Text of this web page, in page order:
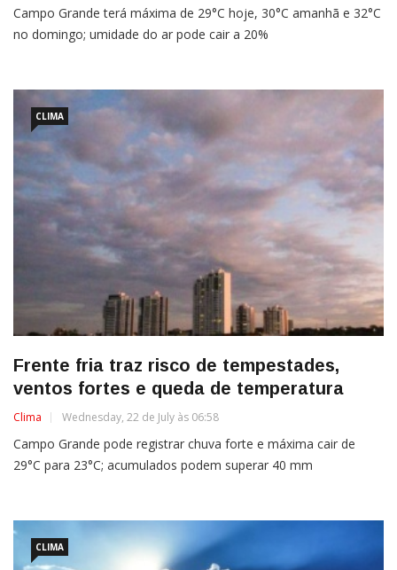
Campo Grande terá máxima de 29°C hoje, 30°C amanhã e 32°C
no domingo; umidade do ar pode cair a 20%
CLIMA
Frente fria traz risco de tempestades,
ventos fortes e queda de temperatura
Clima Wednesday, 22 de July às 06:58
Campo Grande pode registrar chuva forte e máxima cair de
29°C para 23°C; acumulados podem superar 40 mm
CLIMA